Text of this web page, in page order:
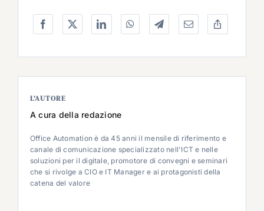
L’AUTORE
A cura della redazione
Office Automation è da 45 anni il mensile di riferimento e
canale di comunicazione specializzato nell'ICT e nelle
soluzioni per il digitale, promotore di convegni e seminari
che si rivolge a CIO e IT Manager e ai protagonisti della
catena del valore